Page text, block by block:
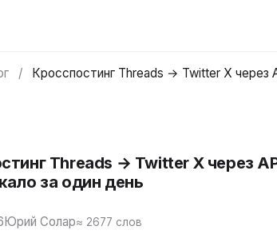
/
Кросспостинг Threads → Twitter X через
Threads → Twitter X через
за один день
Юрий Солар≈ 2677 слов